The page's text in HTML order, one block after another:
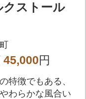
クストール
45,000円
特徴でもある、
わらかな風合い